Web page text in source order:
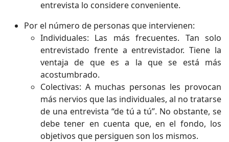
entrevista lo considere conveniente.
Por el número de personas que intervienen:
Individuales: Las más frecuentes. Tan solo
entrevistado frente a entrevistador. Tiene la
ventaja de que es a la que se está más
acostumbrado.
Colectivas: A muchas personas les provocan
más nervios que las individuales, al no tratarse
de una entrevista “de tú a tú”. No obstante, se
debe tener en cuenta que, en el fondo, los
objetivos que persiguen son los mismos.